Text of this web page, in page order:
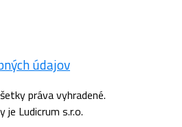
údajov
práva vyhradené.
Ludicrum s.r.o.